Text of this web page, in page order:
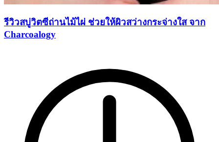
รีวิวสบู่วิตซีถ่านไม้ไผ่ ช่วยให้ผิวสว่างกระจ่างใส จาก
Charcoalogy